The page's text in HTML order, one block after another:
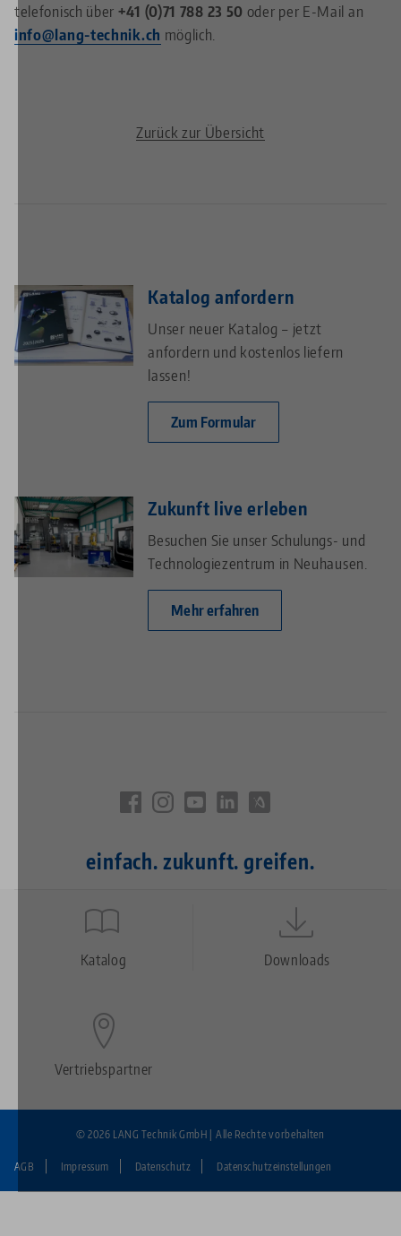
telefonisch über +41 (0)71 788 23 50 oder per E-Mail an
info@lang-technik.ch möglich.
Zurück zur Übersicht
Katalog anfordern
Unser neuer Katalog – jetzt
anfordern und kostenlos liefern
lassen!
Zum Formular
Zukunft live erleben
Besuchen Sie unser Schulungs- und
Technologiezentrum in Neuhausen.
Mehr erfahren
einfach. zukunft. greifen.
Quicklinks
Katalog Downloads
Vertriebspartner
Fußzeile:
AGB Impressum Datenschutz Datenschutzeinstellungen
© 2026 LANG Technik GmbH | Alle Rechte vorbehalten